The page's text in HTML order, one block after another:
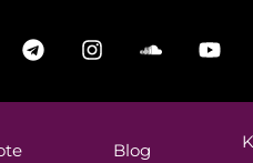
Blog